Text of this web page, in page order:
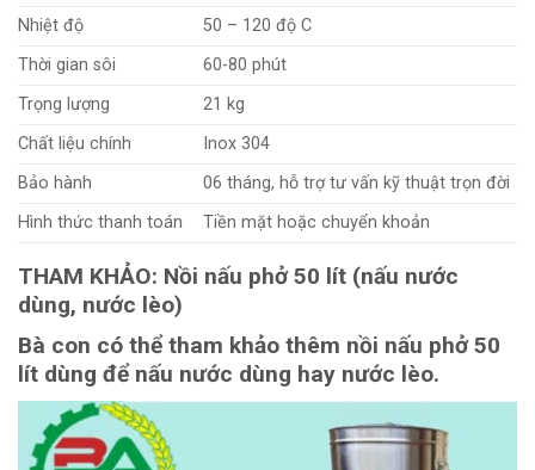
Nhiệt độ
50 – 120 độ C
Thời gian sôi
60-80 phút
Trọng lượng
21 kg
Chất liệu chính
Inox 304
Bảo hành
06 tháng, hỗ trợ tư vấn kỹ thuật trọn đời
Hình thức thanh toán
Tiền mặt hoặc chuyển khoản
THAM KHẢO: Nồi nấu phở 50 lít (nấu nước
dùng, nước lèo)
Bà con có thể tham khảo thêm nồi nấu phở 50
lít dùng để nấu nước dùng hay nước lèo.